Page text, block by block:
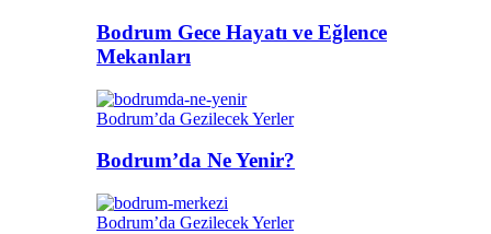
Bodrum Gece Hayatı ve Eğlence
Mekanları
Bodrum’da Gezilecek Yerler
Bodrum’da Ne Yenir?
Bodrum’da Gezilecek Yerler